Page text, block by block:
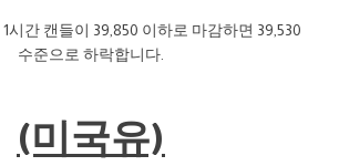
1시간 캔들이 39,850 이하로 마감하면 39,530
수준으로 하락합니다.
(미국유)